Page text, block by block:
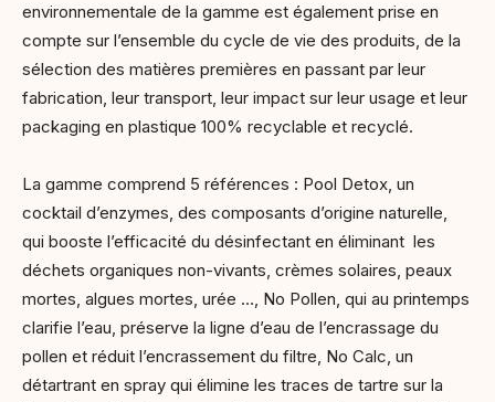
environnementale de la gamme est également prise en
compte sur l’ensemble du cycle de vie des produits, de la
sélection des matières premières en passant par leur
fabrication, leur transport, leur impact sur leur usage et leur
packaging en plastique 100% recyclable et recyclé.
La gamme comprend 5 références : Pool Detox, un
cocktail d’enzymes, des composants d’origine naturelle,
qui booste l’efficacité du désinfectant en éliminant les
déchets organiques non-vivants, crèmes solaires, peaux
mortes, algues mortes, urée …, No Pollen, qui au printemps
clarifie l’eau, préserve la ligne d’eau de l’encrassage du
pollen et réduit l’encrassement du filtre, No Calc, un
détartrant en spray qui élimine les traces de tartre sur la